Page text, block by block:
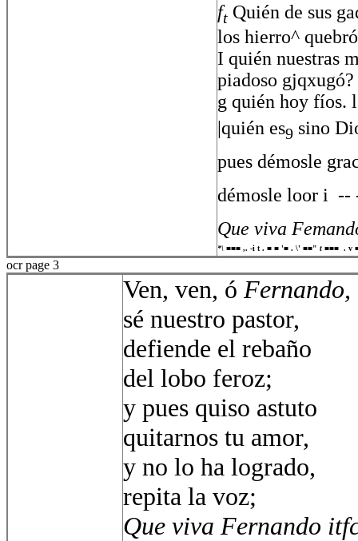
ft Quién de sus
los hierro^
I quién nuestras
piadoso gjqxugó?
g quién hoy fíos.
|quién es9 sino
pues démosle
démosle loor i 
Que viva
*\ ■■■ ,. -i t . ■ ■ '■ . \' ■■" t ■■■  . v
ocr page 3
Ven, ven, ó Fernando,
sé nuestro pastor,
defiende el rebaño
del lobo feroz;
y pues quiso astuto
quitarnos tu amor,
y no lo ha logrado,
repita la voz;
Que viva Fernando